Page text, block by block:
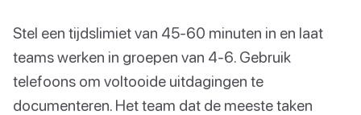
Stel een tijdslimiet van 45-60 minuten in en laat
teams werken in groepen van 4-6. Gebruik
telefoons om voltooide uitdagingen te
documenteren. Het team dat de meeste taken